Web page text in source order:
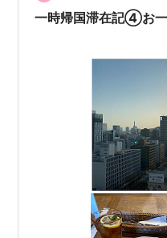
ォートナイト’’を１時間…
一時帰国滞在記④お